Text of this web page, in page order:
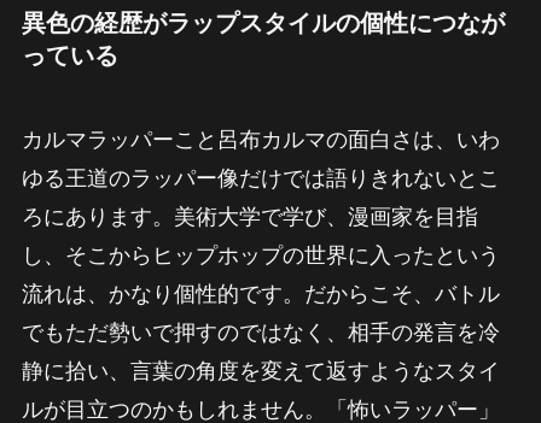
異色の経歴がラップスタイルの個性につなが
っている
カルマラッパーこと呂布カルマの面白さは、いわ
ゆる王道のラッパー像だけでは語りきれないとこ
ろにあります。美術大学で学び、漫画家を目指
し、そこからヒップホップの世界に入ったという
流れは、かなり個性的です。だからこそ、バトル
でもただ勢いで押すのではなく、相手の発言を冷
静に拾い、言葉の角度を変えて返すようなスタイ
ルが目立つのかもしれません。「怖いラッパー」